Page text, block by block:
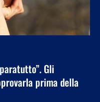
Gli
prima della